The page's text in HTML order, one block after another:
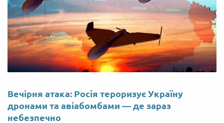
Вечірня атака: Росія тероризує Україну
дронами та авіабомбами — де зараз
небезпечно